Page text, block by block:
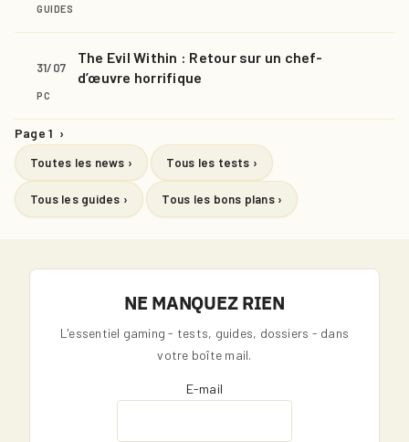
GUIDES
31/07
The Evil Within : Retour sur un chef-
d’œuvre horrifique
PC
Page 1 ›
Toutes les news › Tous les tests ›
Tous les guides › Tous les bons plans ›
NE MANQUEZ RIEN
L'essentiel gaming - tests, guides, dossiers - dans
votre boîte mail.
E-mail